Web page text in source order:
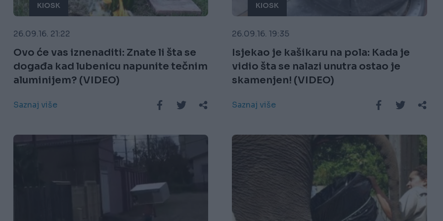
KIOSK
26.09.16. 21:22
Ovo će vas iznenaditi: Znate li šta se
događa kad lubenicu napunite tečnim
aluminijem? (VIDEO)
Saznaj više
KIOSK
26.09.16. 19:35
Isjekao je kašikaru na pola: Kada je
vidio šta se nalazi unutra ostao je
skamenjen! (VIDEO)
Saznaj više